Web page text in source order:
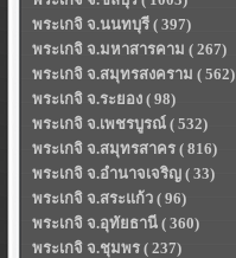
พระเกจิ จ.นนทบุรี ( 397)
พระเกจิ จ.มหาสารคาม ( 267)
พระเกจิ จ.สมุทรสงคราม ( 562)
พระเกจิ จ.ระยอง ( 98)
พระเกจิ จ.เพชรบูรณ์ ( 532)
พระเกจิ จ.สมุทรสาคร ( 816)
พระเกจิ จ.อำนาจเจริญ ( 33)
พระเกจิ จ.สระแก้ว ( 96)
พระเกจิ จ.อุทัยธานี ( 360)
พระเกจิ จ.ชุมพร ( 237)